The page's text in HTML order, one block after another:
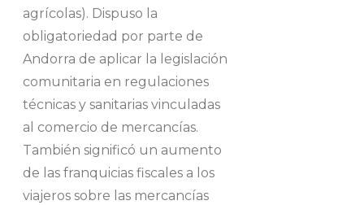
agrícolas). Dispuso la
obligatoriedad por parte de
Andorra de aplicar la legislación
comunitaria en regulaciones
técnicas y sanitarias vinculadas
al comercio de mercancías.
También significó un aumento
de las franquicias fiscales a los
viajeros sobre las mercancías